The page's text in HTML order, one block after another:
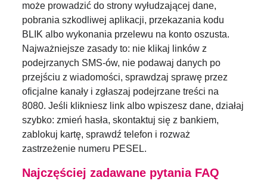
może prowadzić do strony wyłudzającej dane,
pobrania szkodliwej aplikacji, przekazania kodu
BLIK albo wykonania przelewu na konto oszusta.
Najważniejsze zasady to: nie klikaj linków z
podejrzanych SMS-ów, nie podawaj danych po
przejściu z wiadomości, sprawdzaj sprawę przez
oficjalne kanały i zgłaszaj podejrzane treści na
8080. Jeśli klikniesz link albo wpiszesz dane, działaj
szybko: zmień hasła, skontaktuj się z bankiem,
zablokuj kartę, sprawdź telefon i rozważ
zastrzeżenie numeru PESEL.
Najczęściej zadawane pytania FAQ